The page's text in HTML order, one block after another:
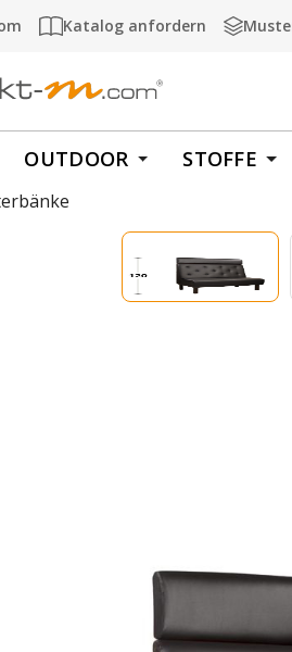
springen
Katalog anfordern
OUTDOOR STOFFE